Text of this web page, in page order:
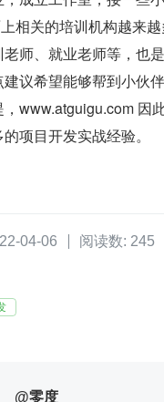
相关的培训机构越来
师、就业老师等，也
建议希望能够帮到小伙
www.atguigu.com 因
项目开发实战经验。
04-06 阅读数: 245
@零度